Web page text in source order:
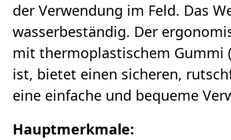
der Verwendung im Feld. Das
wasserbeständig. Der
mit thermoplastischem Gummi
ist, bietet einen sicheren,
eine einfache und bequeme
Hauptmerkmale: